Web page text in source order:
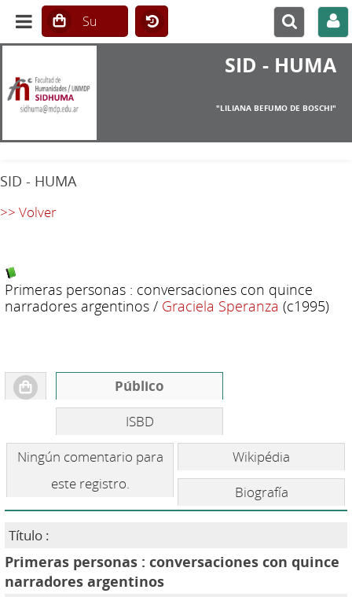
SID - HUMA
"LILIANA BEFUMO DE BOSCHI"
SID - HUMA
>> Volver
Primeras personas : conversaciones con quince
narradores argentinos/ Graciela Speranza (c1995)
Público
ISBD
Ningún comentario para
este registro.
Wikipédia
Biografía
Título :
Primeras personas : conversaciones con quince
narradores argentinos